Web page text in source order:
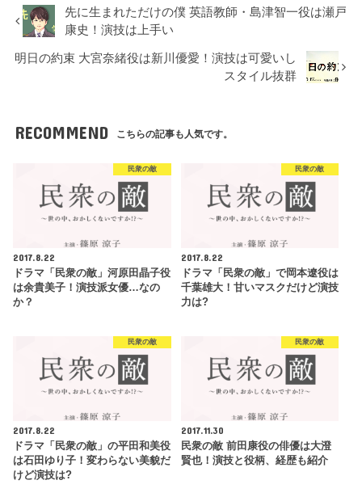
先に生まれただけの僕 英語教師・島津智一役は瀬戸
康史！演技は上手い
明日の約束 大宮奈緒役は新川優愛！演技は可愛いし
スタイル抜群
RECOMMEND こちらの記事も人気です。
民衆の敵
2017.8.22
ドラマ「民衆の敵」河原田晶子役
は余貴美子！演技派女優…なの
か？
民衆の敵
2017.8.22
ドラマ「民衆の敵」で岡本遼役は
千葉雄大！甘いマスクだけど演技
力は?
民衆の敵
2017.8.22
ドラマ「民衆の敵」の平田和美役
は石田ゆり子！変わらない美貌だ
けど演技は?
民衆の敵
2017.11.30
民衆の敵 前田康役の俳優は大澄
賢也！演技と役柄、経歴も紹介